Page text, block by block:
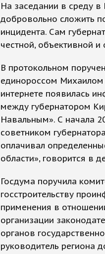
На заседании в среду
добровольно сложить
инцидента. Сам
честной, объективной и
В протокольном
единороссом
интернете появилась
между губернатором
Навальным». С начала
советником
оплачивал
области», говорится в
Госдума поручила
госстроительству
применения в
организации
органов
руководитель региона